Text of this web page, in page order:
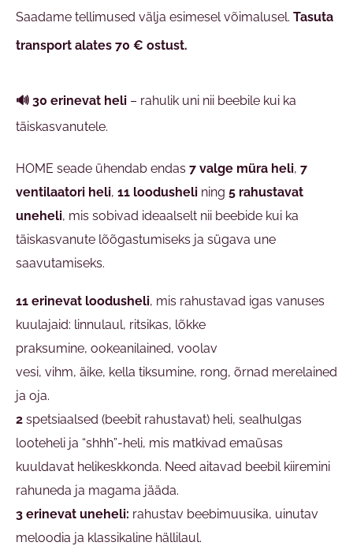
Saadame tellimused välja esimesel võimalusel. Tasuta
transport alates 70 € ostust.
🔊 30 erinevat heli – rahulik uni nii beebile kui ka
täiskasvanutele.
HOME seade ühendab endas 7 valge müra heli, 7
ventilaatori heli, 11 loodusheli ning 5 rahustavat
uneheli, mis sobivad ideaalselt nii beebide kui ka
täiskasvanute lõõgastumiseks ja sügava une
saavutamiseks.
11 erinevat loodusheli, mis rahustavad igas vanuses
kuulajaid: linnulaul, ritsikas, lõkke
praksumine, ookeanilained, voolav
vesi, vihm, äike, kella tiksumine, rong, õrnad merelained
ja oja.
2 spetsiaalsed (beebit rahustavat) heli, sealhulgas
looteheli ja “shhh”-heli, mis matkivad emaüsas
kuuldavat helikeskkonda. Need aitavad beebil kiiremini
rahuneda ja magama jääda.
3 erinevat uneheli: rahustav beebimuusika, uinutav
meloodia ja klassikaline hällilaul.